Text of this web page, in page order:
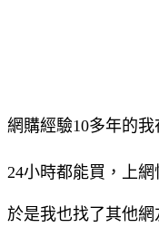
網購經驗10多年的
24小時都能買，上
於是我也找了其他網